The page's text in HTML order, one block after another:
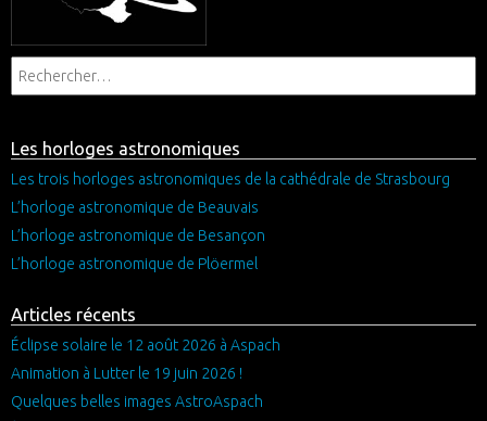
Les horloges astronomiques
Les trois horloges astronomiques de la cathédrale de Strasbourg
L’horloge astronomique de Beauvais
L’horloge astronomique de Besançon
L’horloge astronomique de Plöermel
Articles récents
Éclipse solaire le 12 août 2026 à Aspach
Animation à Lutter le 19 juin 2026 !
Quelques belles images AstroAspach